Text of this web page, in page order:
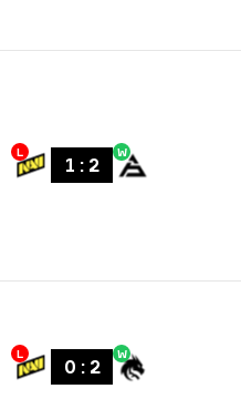
L
1 : 2
W
L
0 : 2
W